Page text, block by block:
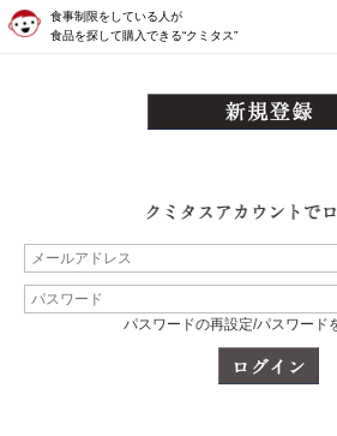
食事制限をしている人が
食品を探して購入できる“クミタス”
パスワードの再設定/パスワード